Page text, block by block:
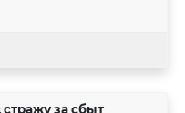
за сбыт